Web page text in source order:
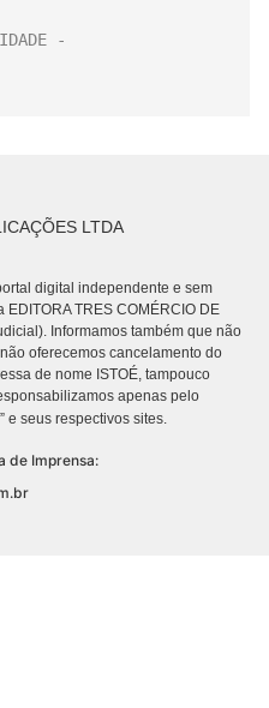
LTDA
digital independente e sem
TRES COMÉRCIO DE
Informamos também que não
oferecemos cancelamento do
de nome ISTOÉ, tampouco
apenas pelo
” e seus respectivos sites.
de Imprensa: